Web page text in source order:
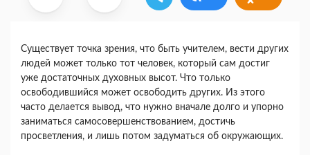
Существует точка зрения, что быть учителем, вести других
людей может только тот человек, который сам достиг
уже достаточных духовных высот. Что только
освободившийся может освободить других. Из этого
часто делается вывод, что нужно вначале долго и упорно
заниматься самосовершенствованием, достичь
просветления, и лишь потом задуматься об окружающих.